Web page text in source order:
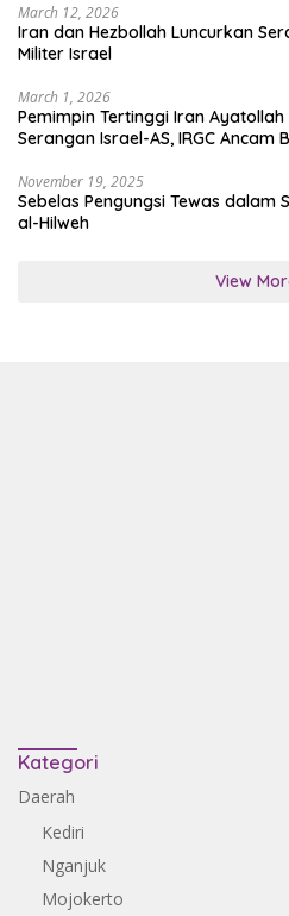
March 12, 2026
Iran dan Hezbollah Luncurkan
Militer Israel
March 1, 2026
Pemimpin Tertinggi Iran
Serangan Israel-AS, IRGC Ancam
November 19, 2025
Sebelas Pengungsi Tewas dalam
al-Hilweh
View
Kategori
Daerah
Kediri
Nganjuk
Mojokerto